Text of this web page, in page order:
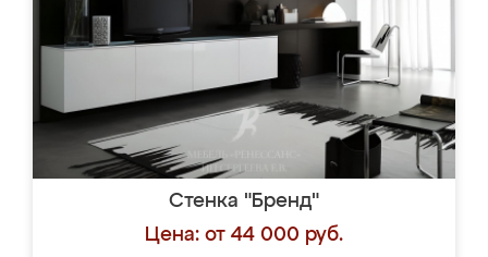
Стенка "Бренд"
Цена: от 44 000 руб.